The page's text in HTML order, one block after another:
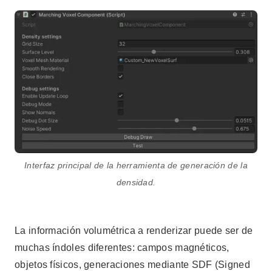
Interfaz principal de la herramienta de generación de la
densidad.
La información volumétrica a renderizar puede ser de
muchas índoles diferentes: campos magnéticos,
objetos físicos, generaciones mediante SDF (Signed